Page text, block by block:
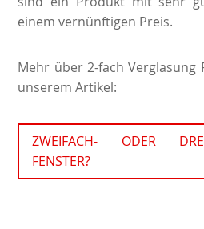
einem vernünftigen Preis.
Mehr über 2-fach Verglasung
unserem Artikel:
ZWEIFACH- ODER
FENSTER?